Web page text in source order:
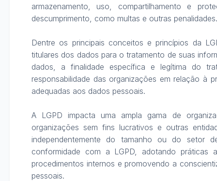
armazenamento, uso, compartilhamento e
descumprimento, como multas e outras penalidades.
Dentre os principais conceitos e princípios da
titulares dos dados para o tratamento de suas
dados, a finalidade específica e legítima do
responsabilidade das organizações em relação à
adequadas aos dados pessoais.
A LGPD impacta uma ampla gama de
organizações sem fins lucrativos e outras
independentemente do tamanho ou do setor
conformidade com a LGPD, adotando práticas
procedimentos internos e promovendo a
pessoais.